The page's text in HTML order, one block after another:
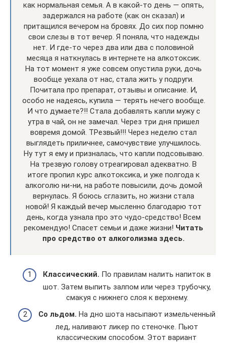
как нормальная семья. А в какой-то день — опять,
задержался на работе (как он сказал) и
притащился вечером на бровях. До сих пор помню
свои слезы в тот вечер. Я поняла, что надежды
нет. И где-то через два или два с половиной
месяца я наткнулась в интернете на алкотоксик.
На тот момент я уже совсем опустила руки, дочь
вообще уехала от нас, стала жить у подруги.
Почитала про препарат, отзывы и описание. И,
особо не надеясь, купила — терять нечего вообще.
И что думаете?!! Стала добавлять капли мужу с
утра в чай, он не замечал. Через три дня пришел
вовремя домой. ТРезвый!!! Через неделю стал
выглядеть приличнее, самочувствие улучшилось.
Ну тут я ему и призналась, что капли подсовываю.
На трезвую голову отреагировал адекватно. В
итоге пропил курс алкотоксика, и уже полгода к
алкоголю ни-ни, на работе повысили, дочь домой
вернулась. Я боюсь сглазить, но жизни стала
новой! Я каждый вечер мысленно благодарю тот
день, когда узнала про это чудо-средство! Всем
рекомендую! Спасет семьи и даже жизни! Читать
про средство от алкоголизма здесь.
Классический. По правилам налить напиток в
шот. Затем выпить залпом или через трубочку,
смакуя с нижнего слоя к верхнему.
Со льдом. На дно шота насыпают измельченный
лед, наливают ликер по стеночке. Пьют
классическим способом. Этот вариант